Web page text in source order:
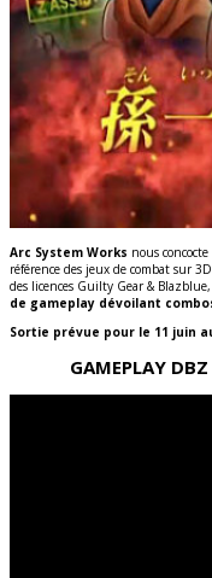
Arc System Works nous
référence des jeux de combat sur
des licences Guilty Gear &
de gameplay dévoilant
Sortie prévue pour le 11 juin
GAMEPLAY